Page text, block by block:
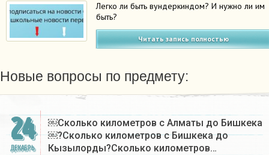
Легко ли быть вундеркиндом? И нужно ли им
быть?
Читать запись полностью
Новые вопросы по предмету:
24
ДЕКАБРЬ
￼Сколько километров с Алматы до Бишкека
￼?Сколько километров с Бишкека до
Кызылорды?Сколько километров…